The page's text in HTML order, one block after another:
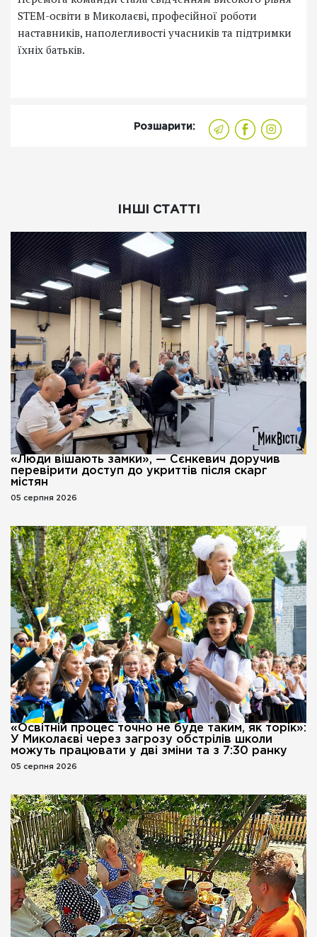
STEM-освіти в Миколаєві, професійної роботи
наставників, наполегливості учасників та підтримки
їхніх батьків.
Розшарити:
ІНШІ СТАТТІ
«Люди вішають замки», — Сєнкевич доручив
перевірити доступ до укриттів після скарг
містян
05 серпня 2026
«Освітній процес точно не буде таким, як торік»:
У Миколаєві через загрозу обстрілів школи
можуть працювати у дві зміни та з 7:30 ранку
05 серпня 2026